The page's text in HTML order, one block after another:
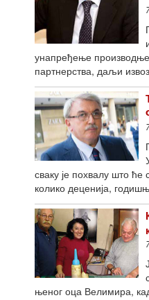
унапређење
партнерства, даљи
сваку је похвалу што ће
колико деценија,
њеног оца Велимира,